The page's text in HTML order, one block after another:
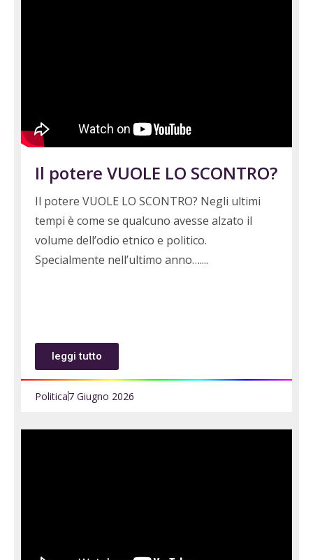
Il potere VUOLE LO SCONTRO?
Il potere VUOLE LO SCONTRO? Negli ultimi
tempi è come se qualcuno avesse alzato il
volume dell’odio etnico e politico.
Specialmente nell’ultimo anno….
leggi tutto
Politica7 Giugno 2026